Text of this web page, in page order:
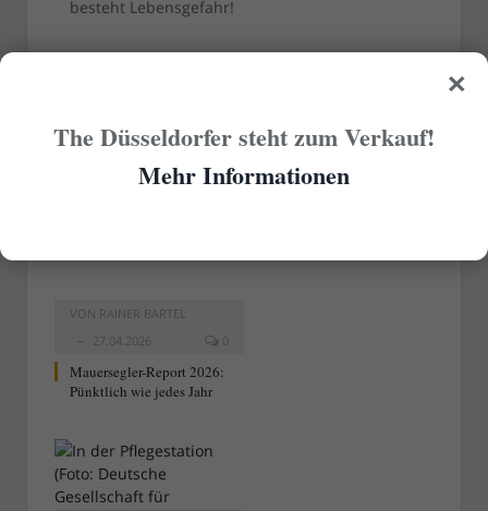
besteht Lebensgefahr!
VON RAINER BARTEL
27.04.2026
0
Mauersegler-Report 2026:
Pünktlich wie jedes Jahr
×
The Düsseldorfer steht zum Verkauf!
Mehr Informationen